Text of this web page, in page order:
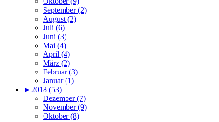
September (2)
August (2)
Juli (6)
Juni (3)
Mai (4)
April (4)
März (2)
Februar (3)
Januar (1)
►2018 (53)
Dezember (7)
November (9)
Oktober (8)